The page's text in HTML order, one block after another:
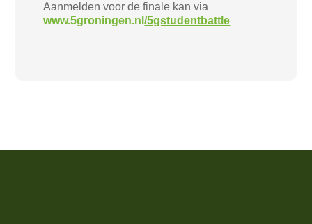
Aanmelden voor de finale kan via
www.5groningen.nl/5gstudentbattle